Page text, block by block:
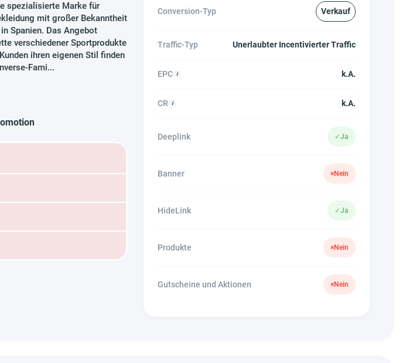
spezialisierte Marke für
mit großer Bekanntheit
Spanien. Das Angebot
verschiedener Sportprodukte
ihren eigenen Stil finden
Fami...
Conversion-Typ Verkauf
Traffic-Typ Unerlaubter Incentivierter Traffic
EPC k.A.
CR k.A.
Deeplink ✓Ja
Banner ×Nein
HideLink ✓Ja
Produkte ×Nein
Gutscheine und Aktionen ×Nein